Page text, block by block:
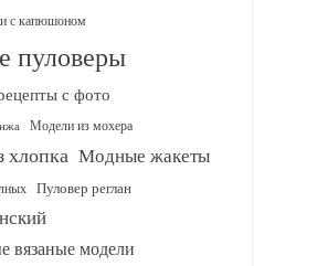
с капюшоном
пуловеры
с фото
Модели из мохера
хлопка Модные жакеты
Пуловер реглан
вязаные модели